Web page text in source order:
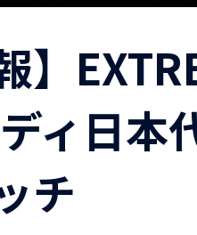
】
ィ日本
チ